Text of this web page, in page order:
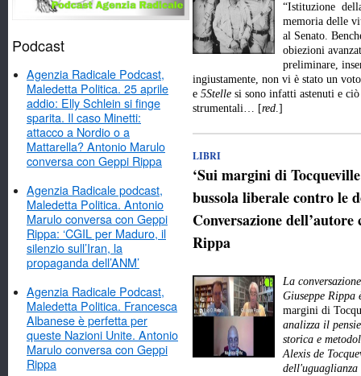
Podcast
Agenzia Radicale Podcast,
Maledetta Politica. 25 aprile
addio: Elly Schlein si finge
sparita. Il caso Minetti:
attacco a Nordio o a
Mattarella? Antonio Marulo
conversa con Geppi Rippa
Agenzia Radicale podcast,
Maledetta Politica. Antonio
Marulo conversa con Geppi
Rippa: ‘CGIL per Maduro, il
silenzio sull’Iran, la
propaganda dell’ANM’
Agenzia Radicale Podcast,
Maledetta Politica. Francesca
Albanese è perfetta per
queste Nazioni Unite. Antonio
Marulo conversa con Geppi
Rippa
“Istituzione
memoria delle
al Senato.
obiezioni
preliminare,
ingiustamente, non vi è stato un
e 5Stelle si sono infatti astenuti e
strumentali… [red.]
LIBRI
‘Sui margini di
bussola liberale contro le
Conversazione
Rippa
La
Giuseppe
margini di
analizza il
storica e
Alexis de
dell'uguaglianza